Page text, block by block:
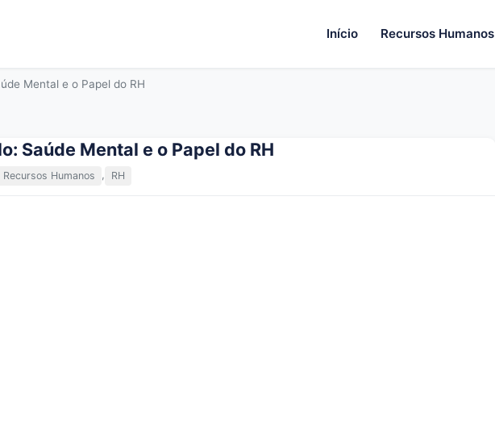
Início Recursos Humanos
Mental e o Papel do RH
Saúde Mental e o Papel do RH
Recursos Humanos , RH